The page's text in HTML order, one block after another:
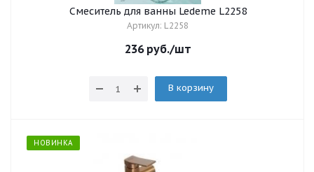
Смеситель для ванны Ledeme L2258
Артикул: L2258
236руб./шт
В корзину
НОВИНКА